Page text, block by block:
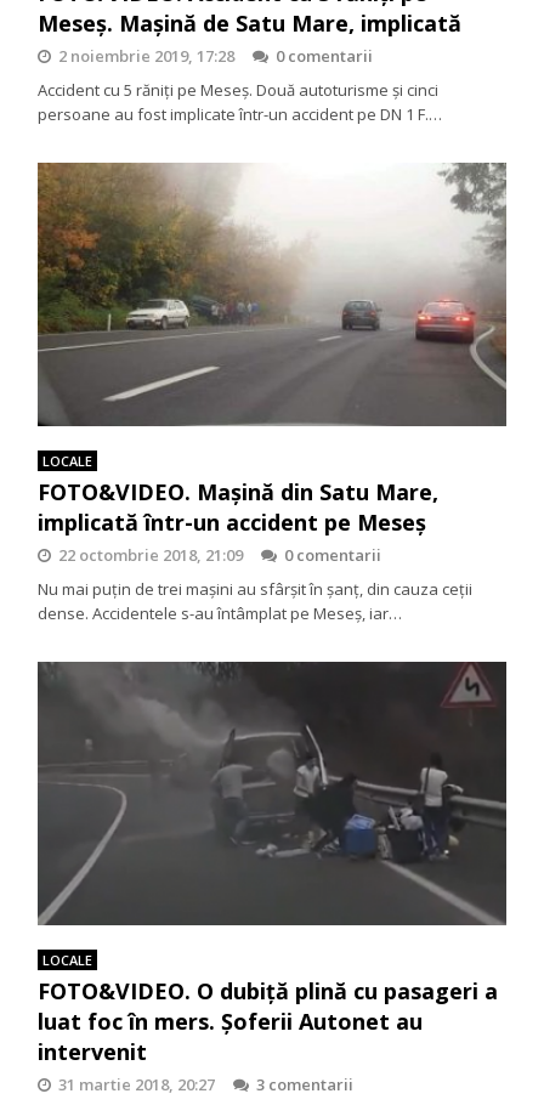
Meseş. Maşină de Satu Mare, implicată
2 noiembrie 2019, 17:28
0 comentarii
Accident cu 5 răniţi pe Meseş. Două autoturisme şi cinci
persoane au fost implicate într-un accident pe DN 1 F.…
LOCALE
FOTO&VIDEO. Mașină din Satu Mare,
implicată într-un accident pe Meseș
22 octombrie 2018, 21:09
0 comentarii
Nu mai puțin de trei mașini au sfârșit în șanț, din cauza ceții
dense. Accidentele s-au întâmplat pe Meseș, iar…
LOCALE
FOTO&VIDEO. O dubiță plină cu pasageri a
luat foc în mers. Șoferii Autonet au
intervenit
31 martie 2018, 20:27
3 comentarii